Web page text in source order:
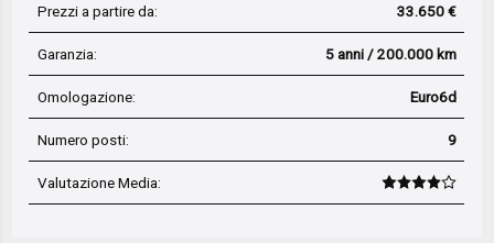
Prezzi a partire da: 33.650 €
Garanzia: 5 anni / 200.000 km
Omologazione: Euro6d
Numero posti: 9
Valutazione Media: